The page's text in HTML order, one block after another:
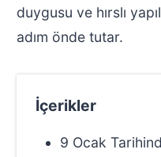
duygusu ve hırslı
adım önde tutar.
İçerikler
9 Ocak